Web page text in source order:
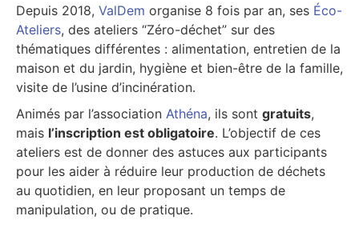
Depuis 2018, ValDem organise 8 fois par an, ses Éco-
Ateliers, des ateliers “Zéro-déchet” sur des
thématiques différentes : alimentation, entretien de la
maison et du jardin, hygiène et bien-être de la famille,
visite de l’usine d’incinération.
Animés par l’association Athéna, ils sont gratuits,
mais l’inscription est obligatoire. L’objectif de ces
ateliers est de donner des astuces aux participants
pour les aider à réduire leur production de déchets
au quotidien, en leur proposant un temps de
manipulation, ou de pratique.